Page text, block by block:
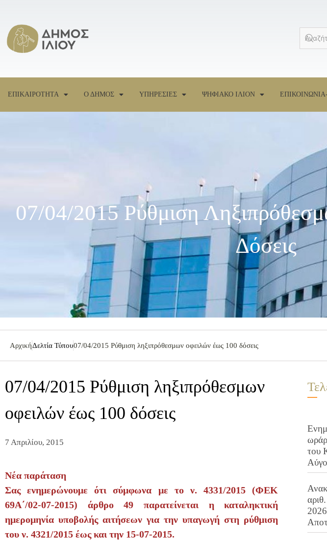
ΕΠΙΚΑΙΡΟΤΗΤΑ Ο ΔΗΜΟΣ ΥΠΗΡΕΣΙΕΣ ΨΗΦΙΑΚΟ ΙΛΙΟΝ
07/04/2015 Ρύθμιση
Δόσεις
ΑρχικήΔελτία Τύπου07/04/2015 Ρύθμιση ληξιπρόθεσμων οφειλών έως 100 δόσεις
07/04/2015 Ρύθμιση ληξιπρόθεσμων
οφειλών έως 100 δόσεις
7 Απριλίου, 2015
Νέα παράταση
Σας ενημερώνουμε ότι σύμφωνα με το ν. 4331/2015 (ΦΕΚ
69Α΄/02-07-2015) άρθρο 49 παρατείνεται η καταληκτική
ημερομηνία υποβολής αιτήσεων για την υπαγωγή στη ρύθμιση
του ν. 4321/2015 έως και την 15-07-2015.
του